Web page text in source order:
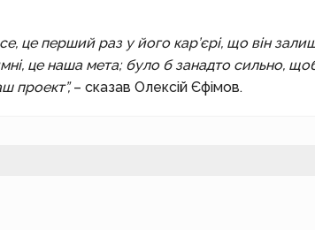
це перший раз у його кар’єрі, що він
це наша мета; було б занадто сильно,
проект”,– сказав Олексій Єфімов.